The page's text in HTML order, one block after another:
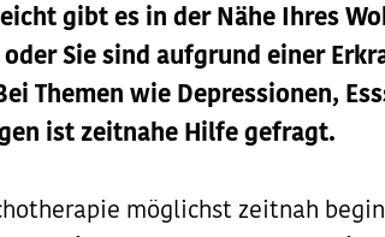
gibt es in der Nähe Ihres
Sie sind aufgrund einer
Themen wie Depressionen,
ist zeitnahe Hilfe gefragt.
möglichst zeitnah